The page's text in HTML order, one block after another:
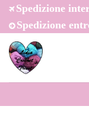
Salta
contenuti
Spedizione
Spedizione